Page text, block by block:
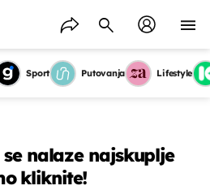
Sport Putovanja Lifestyle
nalaze najskuplje
kliknite!